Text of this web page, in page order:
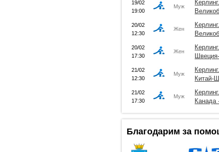
19/02
19:00
Муж
20/02
12:30
Жен
20/02
17:30
Жен
21/02
12:30
Муж
Китай-
21/02
17:30
Муж
Канада
Благодарим за